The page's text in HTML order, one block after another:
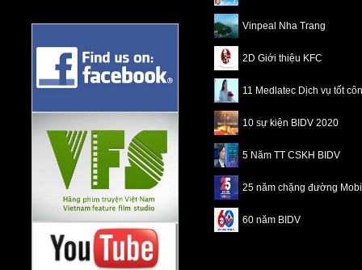
Vinpeal Nha Trang
2D Giới thiệu KFC
11 Medlatec Dịch vụ tốt
10 sự kiện BIDV 2020
5 Năm TT CSKH BIDV
25 năm chặng đường
60 năm BIDV